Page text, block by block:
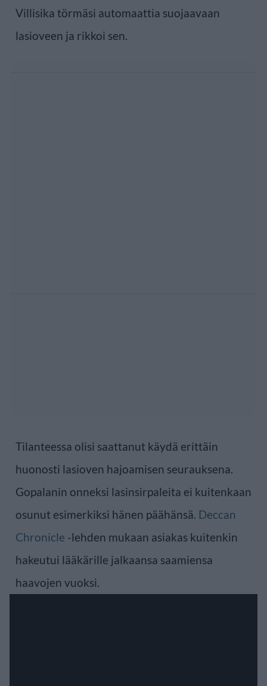
Villisika törmäsi automaattia suojaavaan
lasioveen ja rikkoi sen.
Tilanteessa olisi saattanut käydä erittäin
huonosti lasioven hajoamisen seurauksena.
Gopalanin onneksi lasinsirpaleita ei kuitenkaan
osunut esimerkiksi hänen päähänsä. Deccan
Chronicle -lehden mukaan asiakas kuitenkin
hakeutui lääkärille jalkaansa saamiensa
haavojen vuoksi.